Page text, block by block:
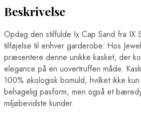
Beskrivelse
Opdag den stilfulde Ix Cap Sand fra IX
tilføjelse til enhver garderobe. Hos
præsentere denne unikke kasket, der
elegance på en uovertruffen måde.
100% økologisk bomuld, hvilket ikke
behagelig pasform, men også et
miljøbevidste kunder.